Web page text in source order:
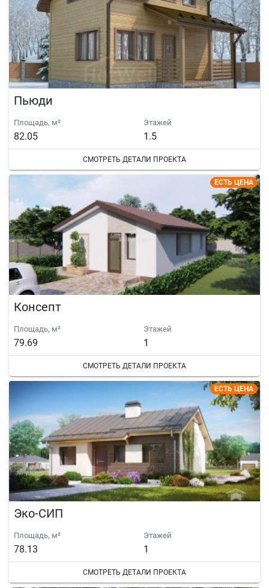
Пьюди
Площадь, м²
82.05
Этажей
1.5
СМОТРЕТЬ ДЕТАЛИ ПРОЕКТА
ЕСТЬ ЦЕНА
Консепт
Площадь, м²
79.69
Этажей
1
СМОТРЕТЬ ДЕТАЛИ ПРОЕКТА
ЕСТЬ ЦЕНА
Эко-СИП
Площадь, м²
78.13
Этажей
1
СМОТРЕТЬ ДЕТАЛИ ПРОЕКТА